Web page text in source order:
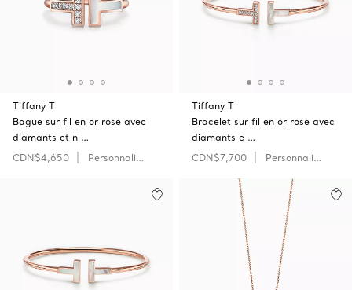
Tiffany T
Bague sur fil en or rose avec
diamants et n …
CDN$4,650
Personnaliser
Tiffany T
Bracelet sur fil en or rose avec
diamants e …
CDN$7,700
Personnaliser